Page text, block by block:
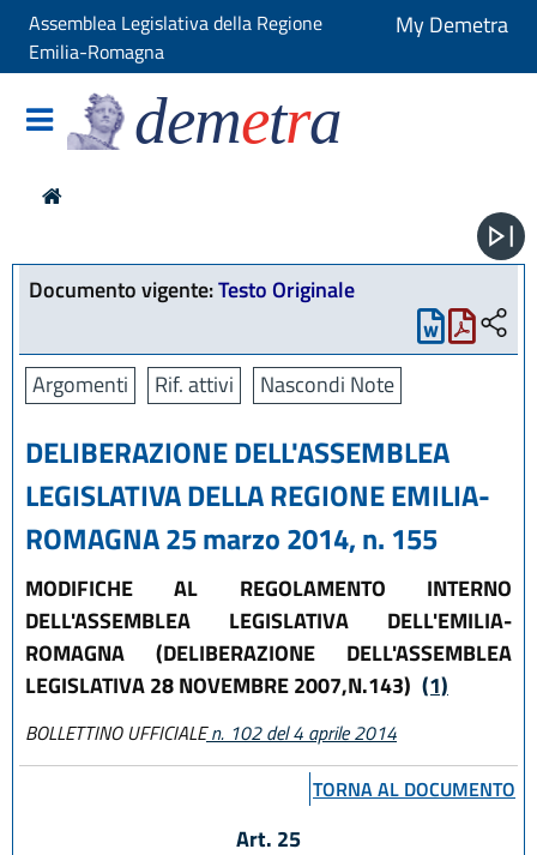
Assemblea Legislativa della Regione
Emilia-Romagna
My Demetra
demetra
Documento vigente:Testo Originale
Argomenti Rif. attivi Nascondi Note
DELIBERAZIONE DELL'ASSEMBLEA
LEGISLATIVA DELLA REGIONE EMILIA-
ROMAGNA 25 marzo 2014, n. 155
MODIFICHE AL REGOLAMENTO INTERNO
DELL'ASSEMBLEA LEGISLATIVA DELL'EMILIA-
ROMAGNA (DELIBERAZIONE DELL'ASSEMBLEA
LEGISLATIVA 28 NOVEMBRE 2007,N.143) (1)
BOLLETTINO UFFICIALEn. 102 del 4 aprile 2014
TORNA AL DOCUMENTO
Art. 25